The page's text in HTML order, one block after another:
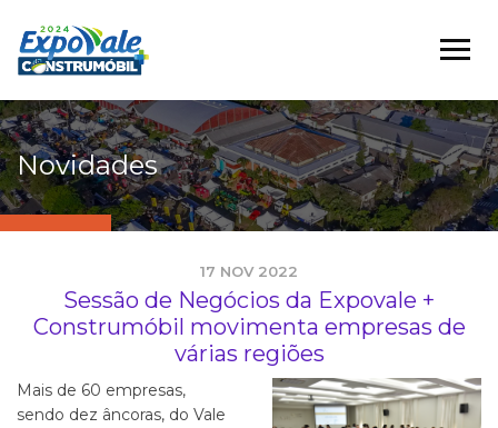
Novidades
17 NOV 2022
Sessão de Negócios da Expovale +
Construmóbil movimenta empresas de
várias regiões
Mais de 60 empresas,
sendo dez âncoras, do Vale